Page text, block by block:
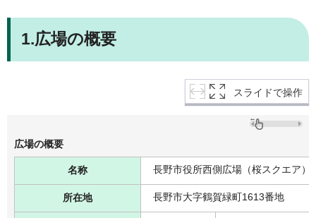
1.広場の概要
スライドで操作
広場の概要
名称 長野市役所西側広場（桜スクエア）
所在地 長野市大字鶴賀緑町1613番地